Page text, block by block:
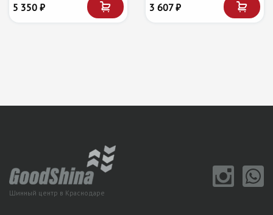
5 350 ₽ 3 607 ₽
Шинный центр в Краснодаре